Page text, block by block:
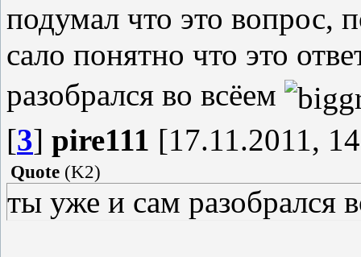
подумал что это вопрос,
сало понятно что это
разобрался во всёем
[3] pire111 [17.11.2011,
Quote (K2)
ты уже и сам разобрался